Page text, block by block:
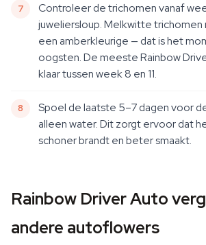
Controleer de trichomen vanaf
juweliersloup. Melkwitte trichomen
een amberkleurige — dat is het
oogsten. De meeste Rainbow
klaar tussen week 8 en 11.
Spoel de laatste 5–7 dagen voor
alleen water. Dit zorgt ervoor dat
schoner brandt en beter smaakt.
Rainbow Driver Auto
andere autoflowers